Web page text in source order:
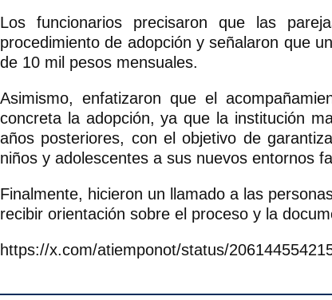
Los funcionarios precisaron que las
procedimiento de adopción y señalaron que
de 10 mil pesos mensuales.
Asimismo, enfatizaron que el
concreta la adopción, ya que la institución
años posteriores, con el objetivo de
niños y adolescentes a sus nuevos entornos
Finalmente, hicieron un llamado a las
recibir orientación sobre el proceso y la
https://x.com/atiemponot/status/